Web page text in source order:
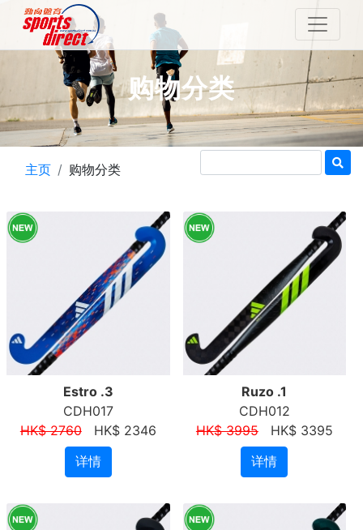
购物分类
主页 购物分类
Estro .3
CDH017
HK$ 2760HK$ 2346
详情
Ruzo .1
CDH012
HK$ 3995HK$ 3395
详情